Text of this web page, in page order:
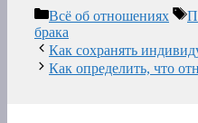
Рубрики
Всё об отношениях
брака
Как сохранять
Как определить, что